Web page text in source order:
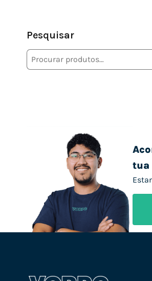
Pesquisar
tua